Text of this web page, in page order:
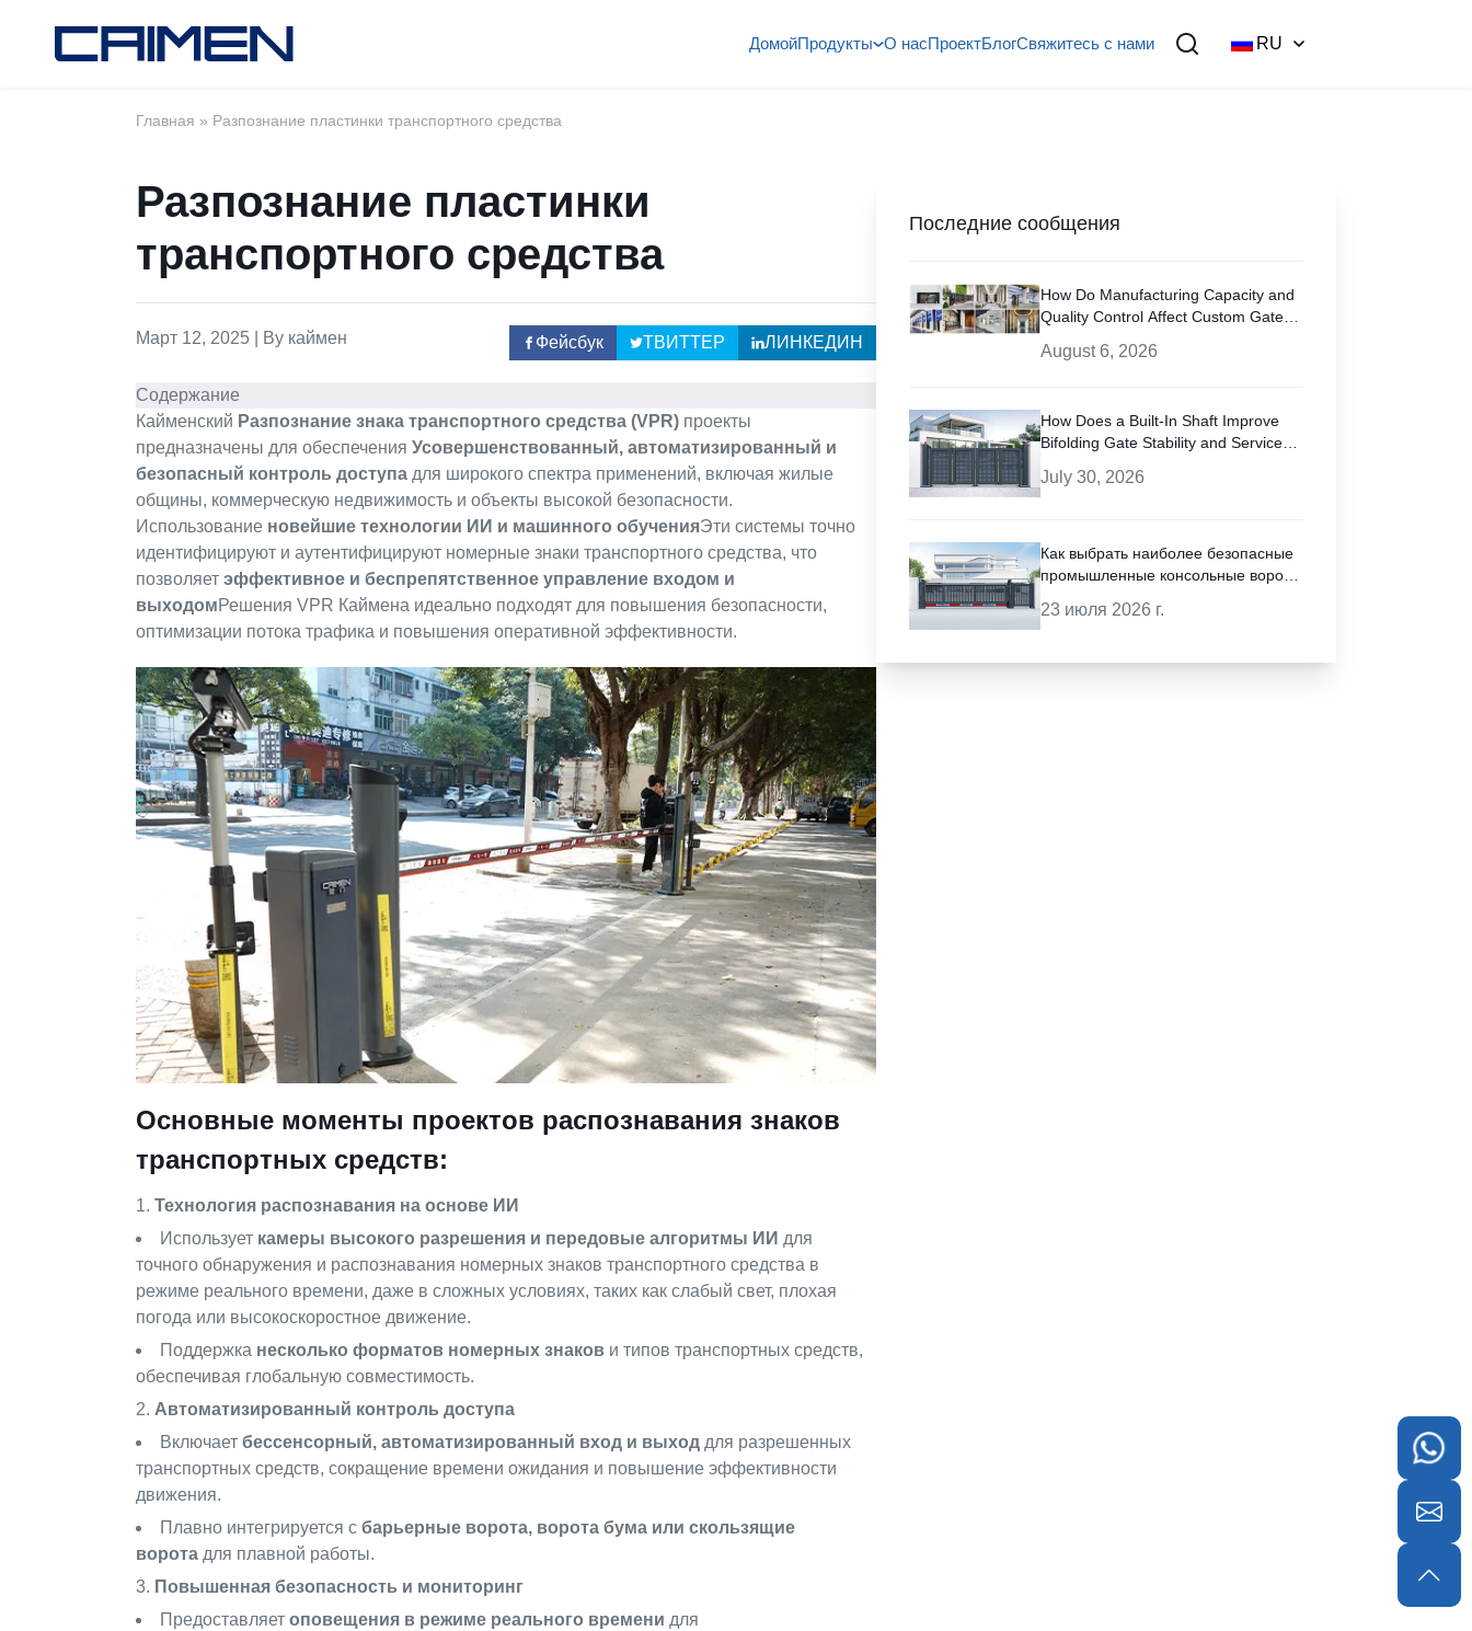
ДомойПродукты О насПроектБлогСвяжитесь с нами RU
Главная » Разпознание пластинки транспортного средства
Разпознание пластинки
транспортного средства
Март 12, 2025 | By каймен Фейсбук ТВИТТЕР ЛИНКЕДИН
Содержание
Кайменский Разпознание знака транспортного средства (VPR) проекты
предназначены для обеспечения Усовершенствованный, автоматизированный и
безопасный контроль доступа для широкого спектра применений, включая жилые
общины, коммерческую недвижимость и объекты высокой безопасности.
Использование новейшие технологии ИИ и машинного обученияЭти системы точно
идентифицируют и аутентифицируют номерные знаки транспортного средства, что
позволяет эффективное и беспрепятственное управление входом и
выходомРешения VPR Каймена идеально подходят для повышения безопасности,
оптимизации потока трафика и повышения оперативной эффективности.
Основные моменты проектов распознавания знаков
транспортных средств:
Технология распознавания на основе ИИ
Использует камеры высокого разрешения и передовые алгоритмы ИИ для
точного обнаружения и распознавания номерных знаков транспортного средства в
режиме реального времени, даже в сложных условиях, таких как слабый свет, плохая
погода или высокоскоростное движение.
Поддержка несколько форматов номерных знаков и типов транспортных средств,
обеспечивая глобальную совместимость.
Автоматизированный контроль доступа
Включает бессенсорный, автоматизированный вход и выход для разрешенных
транспортных средств, сокращение времени ожидания и повышение эффективности
движения.
Плавно интегрируется с барьерные ворота, ворота бума или скользящие
ворота для плавной работы.
Повышенная безопасность и мониторинг
Предоставляет оповещения в режиме реального времени для
Последние сообщения
How Do Manufacturing Capacity and
Quality Control Affect Custom Gate
August 6, 2026
How Does a Built-In Shaft Improve
Bifolding Gate Stability and Service
July 30, 2026
Как выбрать наиболее безопасные
промышленные консольные ворота
проходимостью?
23 июля 2026 г.